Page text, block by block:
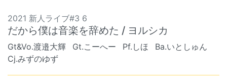
2021 新人ライブ#3 6
だから僕は音楽を辞めた / ヨルシカ
Gt&Vo.渡邉大輝 Gt.こーへー Pf.しほ
Ba.いとしゅん
Cj.みずのゆず